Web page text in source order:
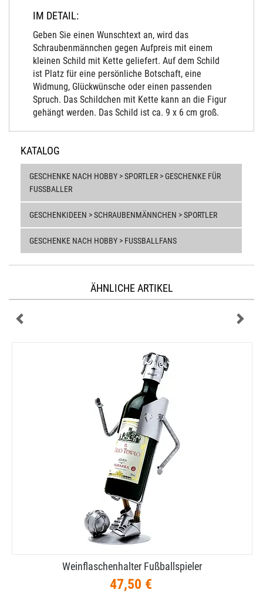
IM DETAIL:
Geben Sie einen Wunschtext an, wird das
Schraubenmännchen gegen Aufpreis mit einem
kleinen Schild mit Kette geliefert. Auf dem Schild
ist Platz für eine persönliche Botschaft, eine
Widmung, Glückwünsche oder einen passenden
Spruch. Das Schildchen mit Kette kann an die Figur
gehängt werden. Das Schild ist ca. 9 x 6 cm groß.
KATALOG
GESCHENKE NACH HOBBY > SPORTLER > GESCHENKE FÜR
FUSSBALLER
GESCHENKIDEEN > SCHRAUBENMÄNNCHEN > SPORTLER
GESCHENKE NACH HOBBY > FUSSBALLFANS
ÄHNLICHE ARTIKEL
Weinflaschenhalter Fußballspieler
47,50 €